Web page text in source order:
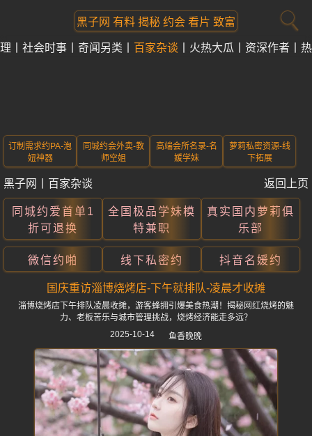
黑子网 有料 揭秘 约会 看片 致富
社会时事 奇闻另类 百家杂谈 火热大瓜 资深作者
订制需求约PA-泡
妞神器
同城约会外卖-教
师空姐
高端会所名录-名
媛学妹
萝莉私密资源-线
下拓展
黑子网 百家杂谈 返回上页
同城约爱首单1
折可退换
全国极品学妹模
特兼职
真实国内萝莉俱
乐部
微信约啪 线下私密约 抖音名媛约
国庆重访淄博烧烤店-下午就排队-凌晨才收摊
淄博烧烤店下午排队凌晨收摊，游客蜂拥引爆美食热潮！揭秘网红烧烤的魅
力、老板苦乐与城市管理挑战，烧烤经济能走多远？
2025-10-14
鱼香晚晚